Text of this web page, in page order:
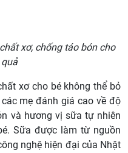
xơ, chống táo bón cho
xơ cho bé không thể bỏ
mẹ đánh giá cao về độ
và hương vị sữa tự nhiên
Sữa được làm từ nguồn
nghệ hiện đại của Nhật